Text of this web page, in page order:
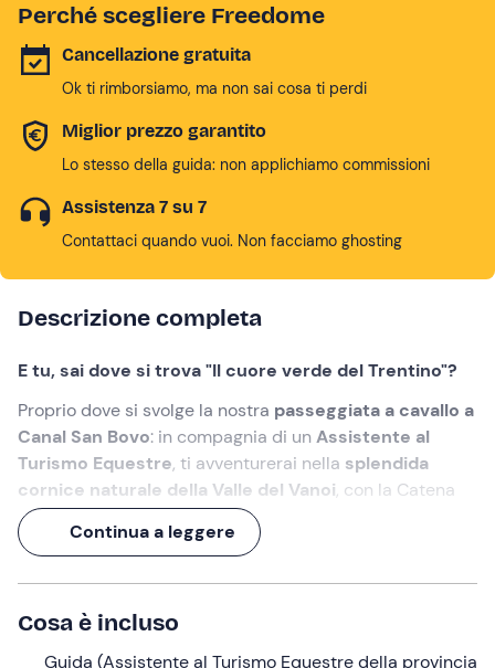
Perché scegliere Freedome
Cancellazione gratuita
Ok ti rimborsiamo, ma non sai cosa ti perdi
Miglior prezzo garantito
Lo stesso della guida: non applichiamo commissioni
Assistenza 7 su 7
Contattaci quando vuoi. Non facciamo ghosting
Descrizione completa
E tu, sai dove si trova "Il cuore verde del Trentino"?
Proprio dove si svolge la nostra passeggiata a cavallo a
Canal San Bovo: in compagnia di un Assistente al
Turismo Equestre, ti avventurerai nella splendida
cornice naturale della Valle del Vanoi, con la Catena
del Lagorai di sfondo.
Un'esperienza di oltre 1 ora,nella natura incontaminata
della provincia di Trento!
Cosa faremo
Continua a leggere
Cosa è incluso
Guida (Assistente al Turismo Equestre della provincia